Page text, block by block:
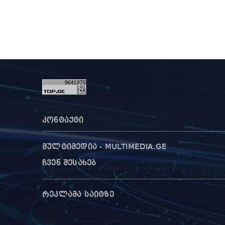
კონტაქტი
მულტიმედია - MULTIMEDIA.GE
ჩვენ შესახებ
რეკლამა საიტზე